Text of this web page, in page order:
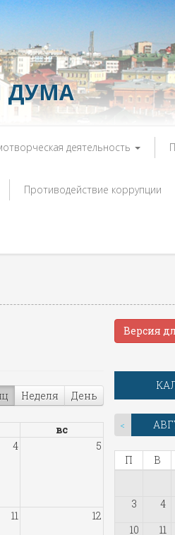
ДУМА
деятельность
Противодействие коррупции
Неделя День
вс
4 5
11 12
Версия
<
П В
3
4
10
11